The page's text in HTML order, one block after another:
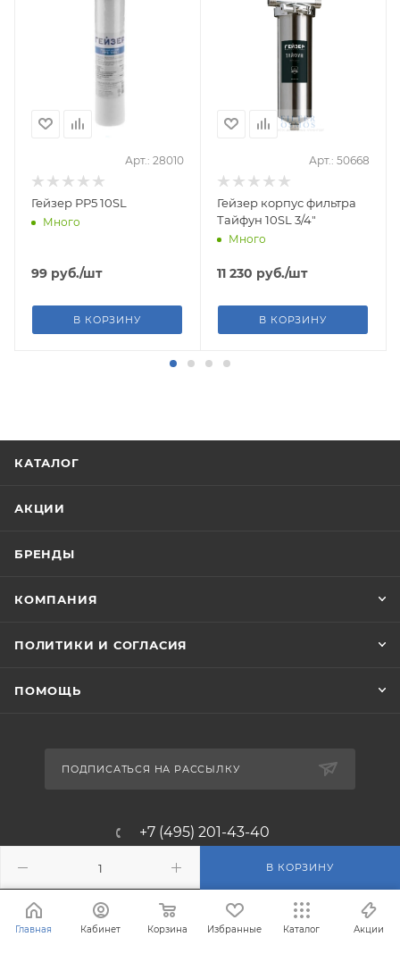
В КОРЗИНУ
Арт.: 28010
Гейзер РР5 10SL
Много
99 руб./шт
В КОРЗИНУ
Арт.: 50668
Гейзер корпус фильтра
Тайфун 10SL 3/4"
Много
11 230 руб./шт
В КОРЗИНУ
КАТАЛОГ
АКЦИИ
БРЕНДЫ
КОМПАНИЯ
ПОЛИТИКИ И СОГЛАСИЯ
ПОМОЩЬ
ПОДПИСАТЬСЯ НА РАССЫЛКУ
+7 (495) 201-43-40
info@filterosmos.ru
125008 г. Москва, проезд
Черепановых д.5
Главная Кабинет Корзина Избранные Каталог Акции